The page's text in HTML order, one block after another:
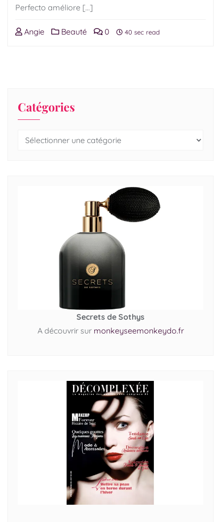
Perfecto améliore […]
Angie Beauté 0 40 sec read
Catégories
Secrets de Sothys
A découvrir sur monkeyseemonkeydo.fr